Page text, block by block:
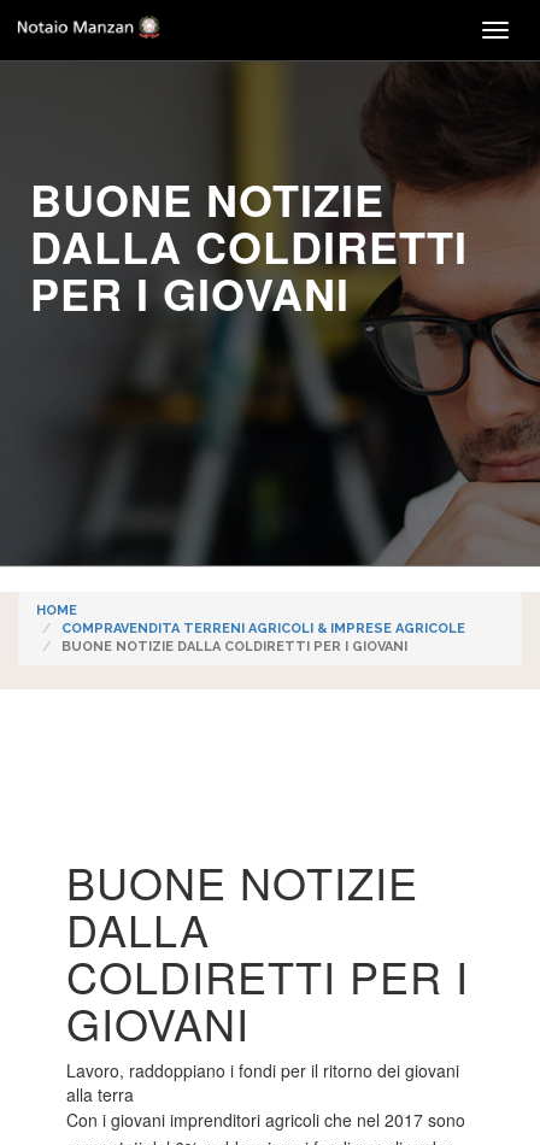
BUONE NOTIZIE
DALLA COLDIRETTI
PER I GIOVANI
HOME
COMPRAVENDITA TERRENI AGRICOLI & IMPRESE AGRICOLE
BUONE NOTIZIE DALLA COLDIRETTI PER I GIOVANI
BUONE NOTIZIE
DALLA
COLDIRETTI PER I
GIOVANI
Lavoro, raddoppiano i fondi per il ritorno dei giovani
alla terra
Con i giovani imprenditori agricoli che nel 2017 sono